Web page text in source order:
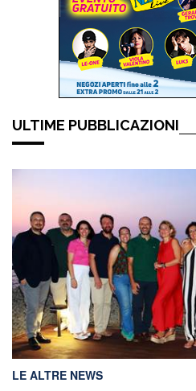
ULTIME PUBBLICAZIONI
LE ALTRE NEWS